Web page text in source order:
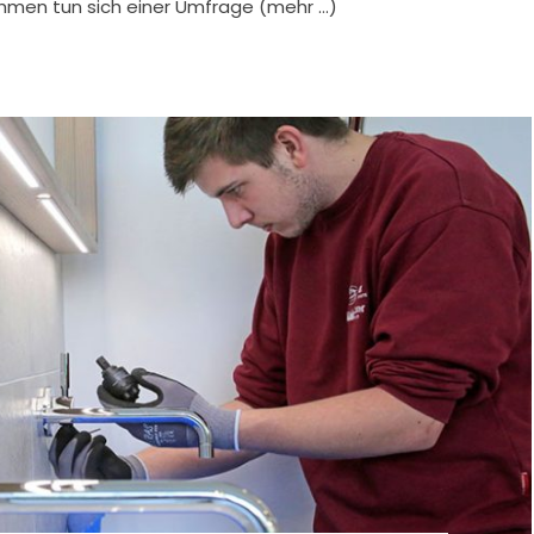
tun sich einer Umfrage (mehr …)